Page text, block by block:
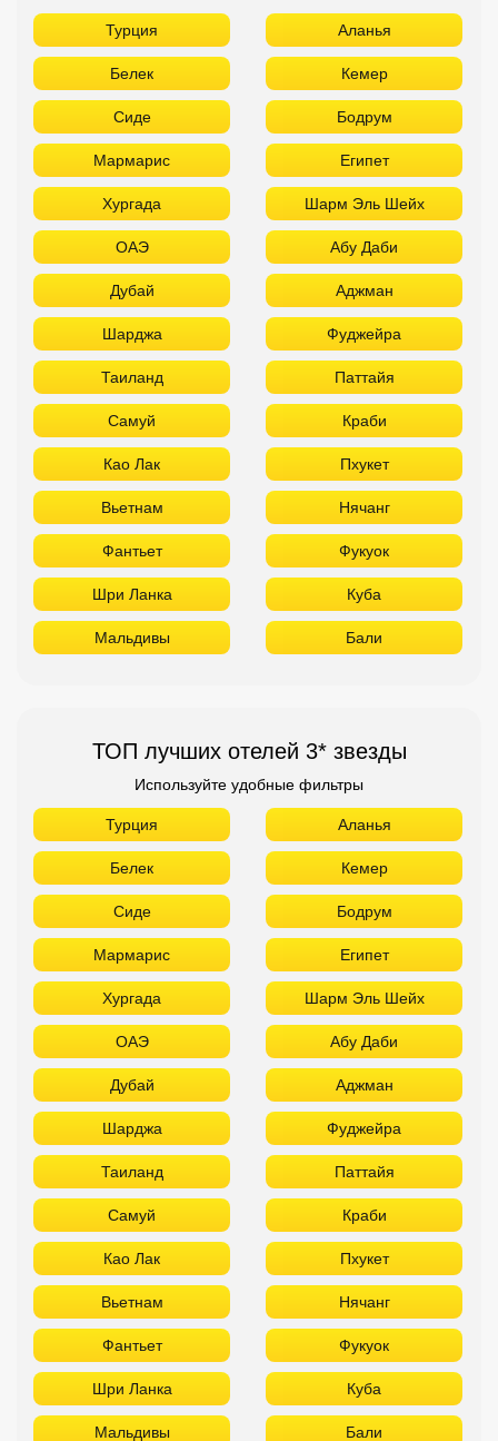
Турция Аланья
Белек Кемер
Сиде Бодрум
Мармарис Египет
Хургада Шарм Эль Шейх
ОАЭ Абу Даби
Дубай Аджман
Шарджа Фуджейра
Таиланд Паттайя
Самуй Краби
Као Лак Пхукет
Вьетнам Нячанг
Фантьет Фукуок
Шри Ланка Куба
Мальдивы Бали
ТОП лучших отелей 3* звезды
Используйте удобные фильтры
Турция Аланья
Белек Кемер
Сиде Бодрум
Мармарис Египет
Хургада Шарм Эль Шейх
ОАЭ Абу Даби
Дубай Аджман
Шарджа Фуджейра
Таиланд Паттайя
Самуй Краби
Као Лак Пхукет
Вьетнам Нячанг
Фантьет Фукуок
Шри Ланка Куба
Мальдивы Бали